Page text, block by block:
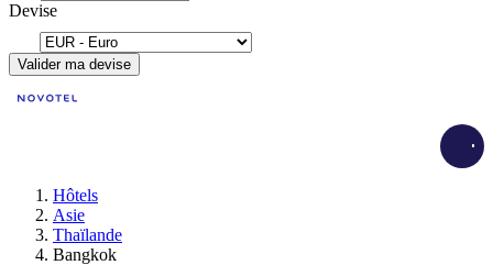
Devise
Valider ma devise
Hôtels
Asie
Thaïlande
Bangkok